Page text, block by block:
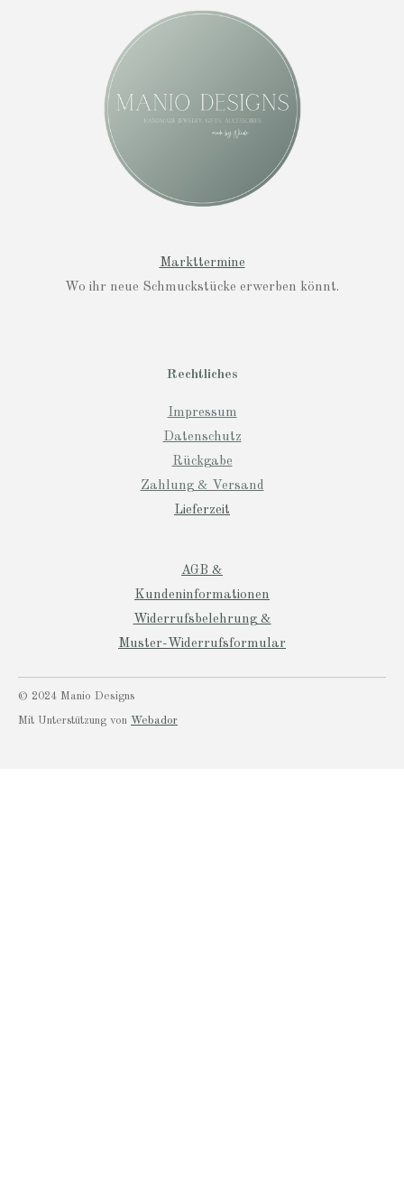
a
Markttermine
Wo ihr neue Schmuckstücke erwerben könnt.
Rechtliches
Impressum
Datenschutz
Rückgabe
Zahlung & Versand
Lieferzeit
AGB &
Kundeninformationen
Widerrufsbelehrung &
Muster-Widerrufsformular
© 2024 Manio Designs
Mit Unterstützung von Webador